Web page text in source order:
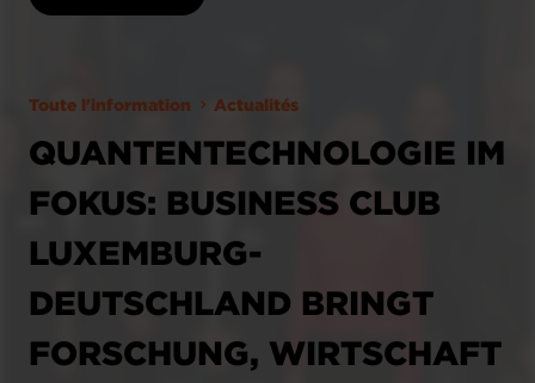
Toute l'information Actualités
QUANTENTECHNOLOGIE IM
FOKUS: BUSINESS CLUB
LUXEMBURG-
DEUTSCHLAND BRINGT
FORSCHUNG, WIRTSCHAFT